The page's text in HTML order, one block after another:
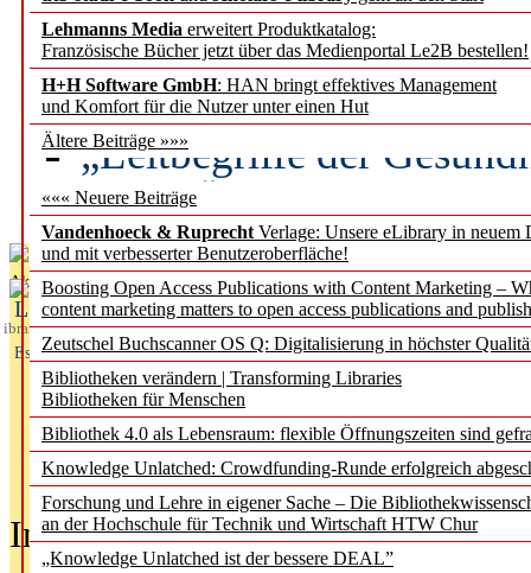
Lehmanns Media erweitert Produktkatalog:
Französische Bücher jetzt über das Medienportal Le2B bestellen!
H+H Software GmbH: HAN bringt effektives Management
und Komfort für die Nutzer unter einen Hut
Ältere Beiträge »»»
««« Neuere Beiträge
Vandenhoeck & Ruprecht Verlage: Unsere eLibrary in neuem
und mit verbesserter Benutzeroberfläche!
Boosting Open Access Publications with Content Marketing –
content marketing matters to open access publications and
Zeutschel Buchscanner OS Q: Digitalisierung in höchster
Bibliotheken verändern | Transforming Libraries
Bibliotheken für Menschen
Bibliothek 4.0 als Lebensraum: flexible Öffnungszeiten sind
Knowledge Unlatched: Crowdfunding-Runde erfolgreich
Forschung und Lehre in eigener Sache – Die
an der Hochschule für Technik und Wirtschaft HTW Chur
„Knowledge Unlatched ist der bessere DEAL”
Künstliche Intelligenz
besser zu verstehen
„Leitbegriffe der
des BIÖG erscheinen
Aktuelles aus
L
ibrary
Essentials
In der Ausgabe06/2026(August